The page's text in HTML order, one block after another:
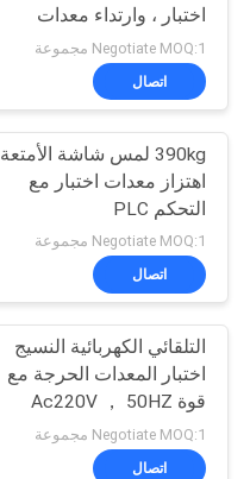
اتصل
اطلب
اقتباس
خريطة
الموقع
PRIVACY
POLICY
اختبار ، وارتداء معدات
الاختبار
Negotiate MOQ:1 مجموعة
اتصال
390kg لمس شاشة الأمتعة
اهتزاز معدات اختبار مع
التحكم PLC
Negotiate MOQ:1 مجموعة
اتصال
التلقائي الكهربائية النسيج
اختبار المعدات الحرجة مع
قوة Ac220V ， 50HZ
Negotiate MOQ:1 مجموعة
اتصال